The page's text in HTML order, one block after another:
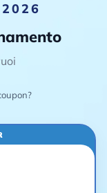
2026